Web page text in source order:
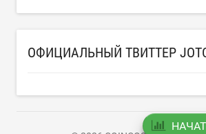
ОФИЦИАЛЬНЫЙ ТВИТТЕР